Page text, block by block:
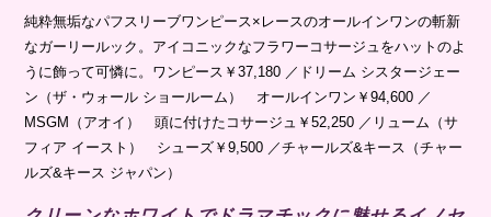
純粋無垢なパフスリーブワンピース×レースのオールインワンの斬新
なガーリールック。アイコニックなフラワーコサージュをハットのよ
うに飾って可憐に。ワンピース￥37,180 ／ドリーム シスタージェー
ン（ザ・ウォール ショールーム） オールインワン￥94,600 ／
MSGM（アオイ） 頭に付けたコサージュ￥52,250 ／リューム（サ
フィア イースト） シューズ￥9,500 ／チャールズ&キース（チャー
ルズ&キース ジャパン）